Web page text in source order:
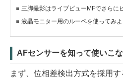
三脚撮影はライブビューMFでさらに
液晶モニター用のルーペを使ってみよ
AFセンサーを知って使いこ
まず、位相差検出方式を採用